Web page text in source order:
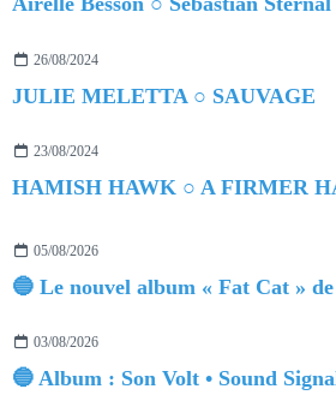
26/08/2024
JULIE MELETTA ○ SAUVAGE
23/08/2024
HAMISH HAWK ○ A FIRMER
05/08/2026
03/08/2026
🔵 Album : Son Volt • Sound